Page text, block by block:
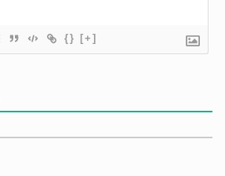
{} [+]